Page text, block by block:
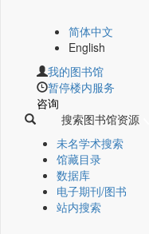
简体中文
English
我的图书馆
暂停楼内服务
咨询
搜索图书馆资源
未名学术搜索
馆藏目录
数据库
电子期刊/图书
站内搜索